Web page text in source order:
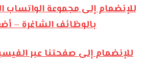
للإنضمام إلى مجموعة الواتساب
بالوظائف الشاغرة –
للإنضمام إلى صفحتنا عبر